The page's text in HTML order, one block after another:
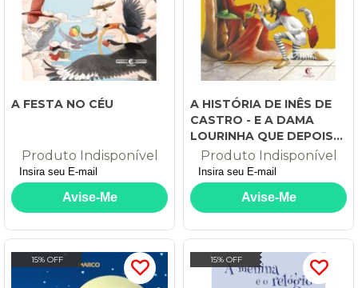
A FESTA NO CÉU
Produto Indisponível
A HISTÓRIA DE INÊS DE
CASTRO - E A DAMA
LOURINHA QUE DEPOIS
DE MORTA VIROU
RAINHA
Produto Indisponível
15% OFF 15% OFF